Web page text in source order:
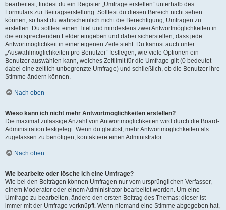
bearbeitest, findest du ein Register „Umfrage erstellen“ unterhalb des
Formulars zur Beitragserstellung. Solltest du diesen Bereich nicht sehen
können, so hast du wahrscheinlich nicht die Berechtigung, Umfragen zu
erstellen. Du solltest einen Titel und mindestens zwei Antwortmöglichkeiten in
die entsprechenden Felder eingeben und dabei sicherstellen, dass jede
Antwortmöglichkeit in einer eigenen Zeile steht. Du kannst auch unter
„Auswahlmöglichkeiten pro Benutzer“ festlegen, wie viele Optionen ein
Benutzer auswählen kann, welches Zeitlimit für die Umfrage gilt (0 bedeutet
dabei eine zeitlich unbegrenzte Umfrage) und schließlich, ob die Benutzer ihre
Stimme ändern können.
Nach oben
Wieso kann ich nicht mehr Antwortmöglichkeiten erstellen?
Die maximal zulässige Anzahl von Antwortmöglichkeiten wird durch die Board-
Administration festgelegt. Wenn du glaubst, mehr Antwortmöglichkeiten als
zugelassen zu benötigen, kontaktiere einen Administrator.
Nach oben
Wie bearbeite oder lösche ich eine Umfrage?
Wie bei den Beiträgen können Umfragen nur vom ursprünglichen Verfasser,
einem Moderator oder einem Administrator bearbeitet werden. Um eine
Umfrage zu bearbeiten, ändere den ersten Beitrag des Themas; dieser ist
immer mit der Umfrage verknüpft. Wenn niemand eine Stimme abgegeben hat,